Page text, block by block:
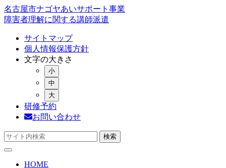
コ
ン
名古屋市ナゴヤあいサポート事業
障害者理解に関する講師派遣
サイトマップ
個人情報保護方針
文字の大きさ
小
中
大
研修予約
お問い合わせ
検索
HOME